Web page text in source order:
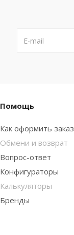
Помощь
Как оформить заказ
Обмени и возврат
Вопрос-ответ
Конфигураторы
Калькуляторы
Бренды